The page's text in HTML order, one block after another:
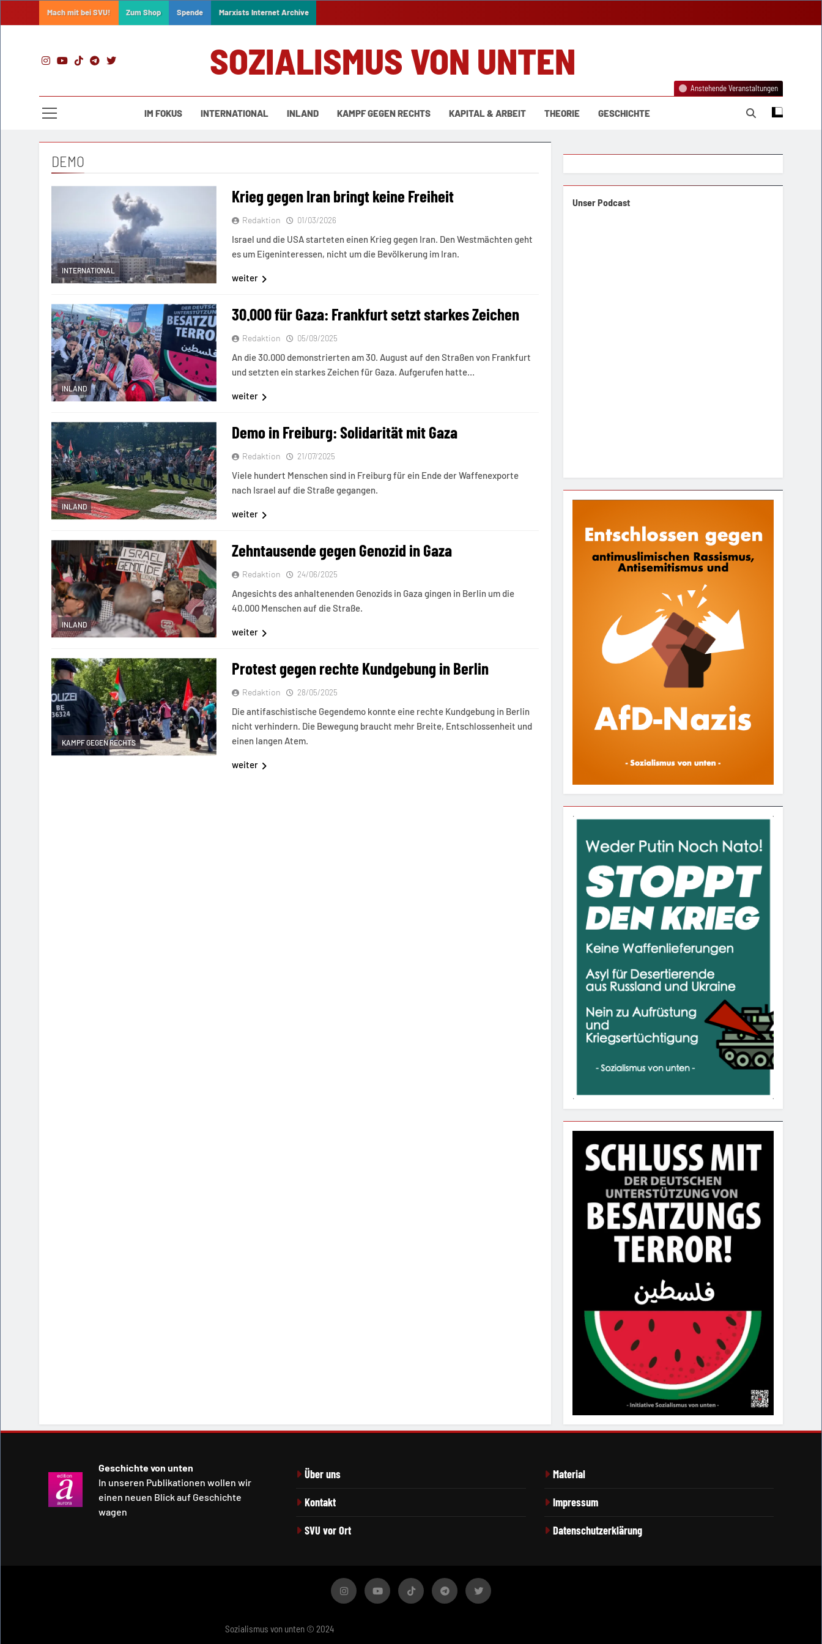
Mach mit bei SVU! Zum Shop Spende Marxists Internet Archive
SOZIALISMUS VON UNTEN
IM FOKUS INTERNATIONAL INLAND KAMPF GEGEN RECHTS KAPITAL & ARBEIT THEORIE GESCHICHTE
Anstehende Veranstaltungen
DEMO
INTERNATIONAL
Krieg gegen Iran bringt keine Freiheit
Redaktion 01/03/2026
Israel und die USA starteten einen Krieg gegen Iran. Den Westmächten geht
es um Eigeninteressen, nicht um die Bevölkerung im Iran.
weiter
INLAND
30.000 für Gaza: Frankfurt setzt starkes Zeichen
Redaktion 05/09/2025
An die 30.000 demonstrierten am 30. August auf den Straßen von Frankfurt
und setzten ein starkes Zeichen für Gaza. Aufgerufen hatte…
weiter
INLAND
Demo in Freiburg: Solidarität mit Gaza
Redaktion 21/07/2025
Viele hundert Menschen sind in Freiburg für ein Ende der Waffenexporte
nach Israel auf die Straße gegangen.
weiter
INLAND
Zehntausende gegen Genozid in Gaza
Redaktion 24/06/2025
Angesichts des anhaltenenden Genozids in Gaza gingen in Berlin um die
40.000 Menschen auf die Straße.
weiter
KAMPF GEGEN RECHTS
Protest gegen rechte Kundgebung in Berlin
Redaktion 28/05/2025
Die antifaschistische Gegendemo konnte eine rechte Kundgebung in Berlin
nicht verhindern. Die Bewegung braucht mehr Breite, Entschlossenheit und
einen langen Atem.
weiter
Unser Podcast
Geschichte von unten
In unseren Publikationen wollen wir
einen neuen Blick auf Geschichte
wagen
Über uns
Kontakt
SVU vor Ort
Material
Impressum
Datenschutzerklärung
Sozialismus von unten © 2024